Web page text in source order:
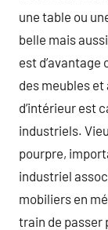
une table ou
belle mais
est d’avantage
des meubles
d’intérieur est
industriels.
pourpre,
industriel
mobiliers en
train de passer